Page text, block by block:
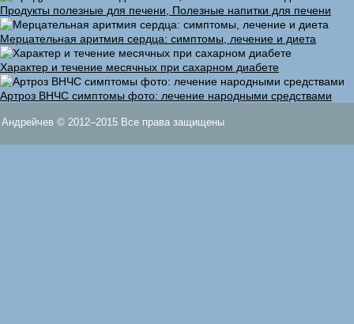
Продукты полезные для печени, Полезные напитки для печени
Мерцательная аритмия сердца: симптомы, лечение и диета
Характер и течение месячных при сахарном диабете
Артроз ВНЧС симптомы фото: лечение народными средствами
Андрейчев © 2012–2015 Все права защищены